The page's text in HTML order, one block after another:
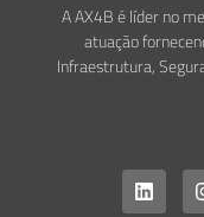
A AX4B é líder no
atuação
Infraestrutura,